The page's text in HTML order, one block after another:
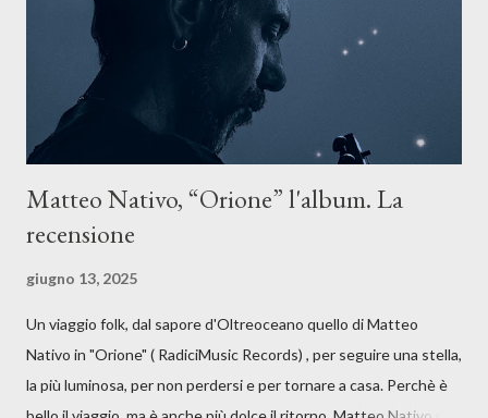
dichiarazione d’intenti: Cico Messina apre il suo nuovo percorso
artistico con una composizi...
Matteo Nativo, “Orione” l'album. La
recensione
giugno 13, 2025
Un viaggio folk, dal sapore d'Oltreoceano quello di Matteo
Nativo in "Orione" ( RadiciMusic Records) , per seguire una stella,
la più luminosa, per non perdersi e per tornare a casa. Perchè è